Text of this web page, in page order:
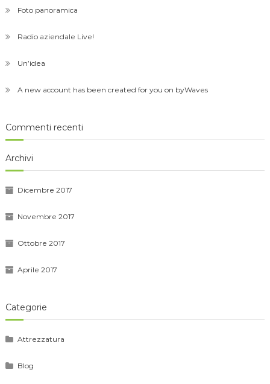
Foto panoramica
Radio aziendale Live!
Un’idea
A new account has been created for you on byWaves
Commenti recenti
Archivi
Dicembre 2017
Novembre 2017
Ottobre 2017
Aprile 2017
Categorie
Attrezzatura
Blog